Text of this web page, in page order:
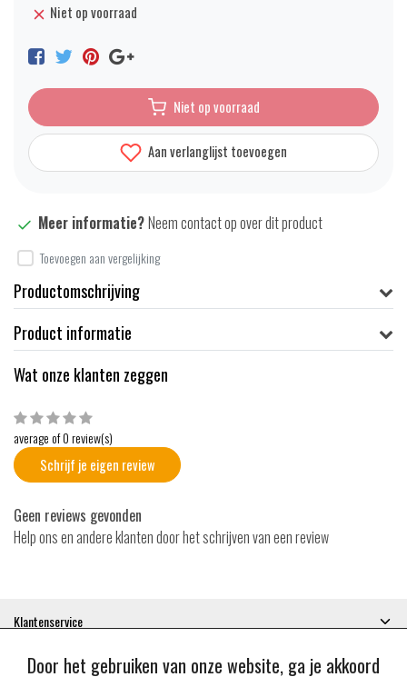
Niet op voorraad
Niet op voorraad
Aan verlanglijst toevoegen
Meer informatie?Neem contact op over dit product
Toevoegen aan vergelijking
Productomschrijving
Product informatie
Wat onze klanten zeggen
average of 0 review(s)
Schrijf je eigen review
Geen reviews gevonden
Help ons en andere klanten door het schrijven van een review
Klantenservice
Categorieën
Door het gebruiken van onze website, ga je akkoord